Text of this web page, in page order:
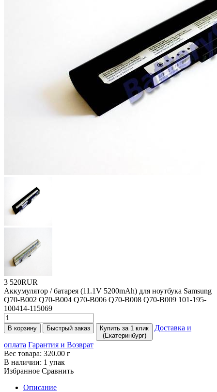
3 520RUR
Аккумулятор / батарея (11.1V 5200mAh) для ноутбука Samsung
Q70-B002 Q70-B004 Q70-B006 Q70-B008 Q70-B009 101-195-
100414-115069
В корзину Быстрый заказ
Купить за 1 клик
(Екатеринбург)
Доставка и
оплата Гарантия и Возврат
Вес товара: 320.00 г
В наличии: 1 упак
Избранное Сравнить
Описание